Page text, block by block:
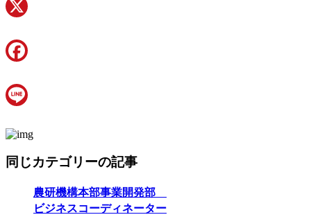
同じカテゴリーの記事
農研機構本部事業開発部
ビジネスコーディネーター